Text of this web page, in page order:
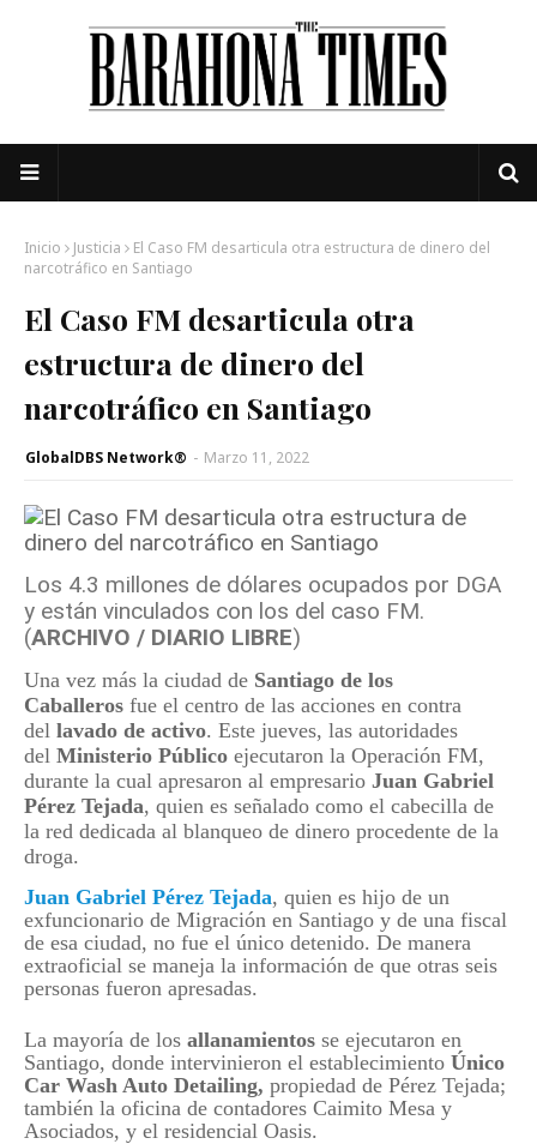
Inicio Justicia
El Caso FM desarticula otra estructura de dinero del
narcotráfico en Santiago
El Caso FM desarticula otra
estructura de dinero del
narcotráfico en Santiago
GlobalDBS Network® - Marzo 11, 2022
Los 4.3 millones de dólares ocupados por DGA
y están vinculados con los del caso FM.
(ARCHIVO / DIARIO LIBRE)
Una vez más la ciudad de Santiago de los
Caballeros fue el centro de las acciones en contra
del lavado de activo. Este jueves, las autoridades
del Ministerio Público ejecutaron la Operación FM,
durante la cual apresaron al empresario Juan Gabriel
Pérez Tejada, quien es señalado como el cabecilla de
la red dedicada al blanqueo de dinero procedente de la
droga.
Juan Gabriel Pérez Tejada, quien es hijo de un
exfuncionario de Migración en Santiago y de una fiscal
de esa ciudad, no fue el único detenido. De manera
extraoficial se maneja la información de que otras seis
personas fueron apresadas.
La mayoría de los allanamientos se ejecutaron en
Santiago, donde intervinieron el establecimiento Único
Car Wash Auto Detailing, propiedad de Pérez Tejada;
también la oficina de contadores Caimito Mesa y
Asociados, y el residencial Oasis.